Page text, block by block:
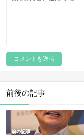
前後の記事
前の記事